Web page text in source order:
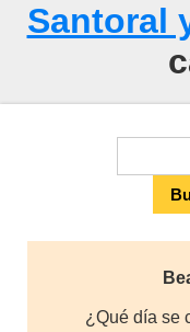
Santoral
¿Qué día se